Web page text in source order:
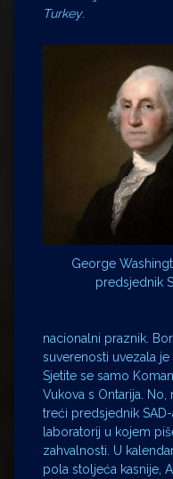
Turkey.
George
predsjednik
nacionalni praznik.
suverenosti uvezala
Sjetite se samo
Vukova s Ontarija.
treći predsjednik
laboratorij u kojem
zahvalnosti. U
pola stoljeća kasnije,